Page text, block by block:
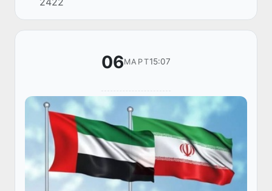
группы внутри сегмента произошла
перестановка позиций. В группе малых...
06МАРТ15:07